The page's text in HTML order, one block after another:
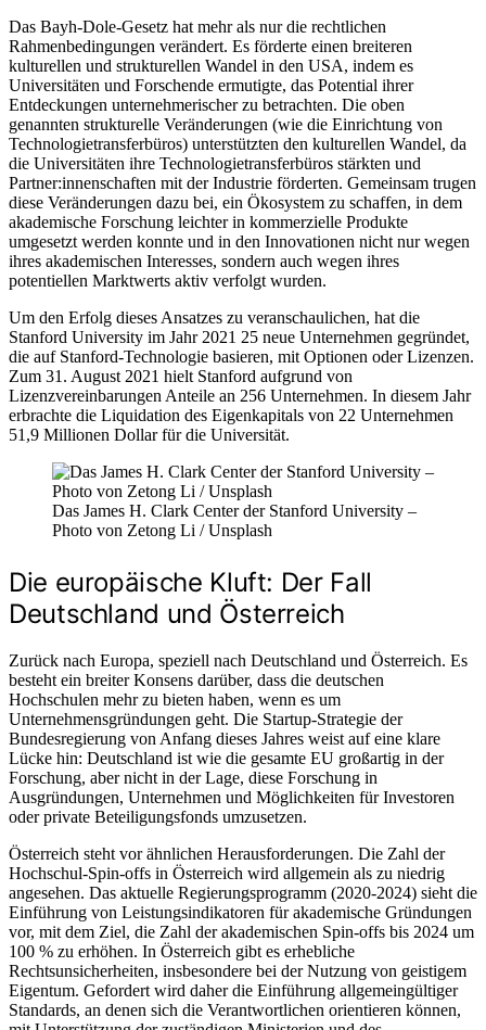
Das Bayh-Dole-Gesetz hat mehr als nur die rechtlichen
Rahmenbedingungen verändert. Es förderte einen breiteren
kulturellen und strukturellen Wandel in den USA, indem es
Universitäten und Forschende ermutigte, das Potential ihrer
Entdeckungen unternehmerischer zu betrachten. Die oben
genannten strukturelle Veränderungen (wie die Einrichtung von
Technologietransferbüros) unterstützten den kulturellen Wandel, da
die Universitäten ihre Technologietransferbüros stärkten und
Partner:innenschaften mit der Industrie förderten. Gemeinsam trugen
diese Veränderungen dazu bei, ein Ökosystem zu schaffen, in dem
akademische Forschung leichter in kommerzielle Produkte
umgesetzt werden konnte und in den Innovationen nicht nur wegen
ihres akademischen Interesses, sondern auch wegen ihres
potentiellen Marktwerts aktiv verfolgt wurden.
Um den Erfolg dieses Ansatzes zu veranschaulichen, hat die
Stanford University im Jahr 2021 25 neue Unternehmen gegründet,
die auf Stanford-Technologie basieren, mit Optionen oder Lizenzen.
Zum 31. August 2021 hielt Stanford aufgrund von
Lizenzvereinbarungen Anteile an 256 Unternehmen. In diesem Jahr
erbrachte die Liquidation des Eigenkapitals von 22 Unternehmen
51,9 Millionen Dollar für die Universität.
Das James H. Clark Center der Stanford University –
Photo von Zetong Li / Unsplash
Die europäische Kluft: Der Fall
Deutschland und Österreich
Zurück nach Europa, speziell nach Deutschland und Österreich. Es
besteht ein breiter Konsens darüber, dass die deutschen
Hochschulen mehr zu bieten haben, wenn es um
Unternehmensgründungen geht. Die Startup-Strategie der
Bundesregierung von Anfang dieses Jahres weist auf eine klare
Lücke hin: Deutschland ist wie die gesamte EU großartig in der
Forschung, aber nicht in der Lage, diese Forschung in
Ausgründungen, Unternehmen und Möglichkeiten für Investoren
oder private Beteiligungsfonds umzusetzen.
Österreich steht vor ähnlichen Herausforderungen. Die Zahl der
Hochschul-Spin-offs in Österreich wird allgemein als zu niedrig
angesehen. Das aktuelle Regierungsprogramm (2020-2024) sieht die
Einführung von Leistungsindikatoren für akademische Gründungen
vor, mit dem Ziel, die Zahl der akademischen Spin-offs bis 2024 um
100 % zu erhöhen. In Österreich gibt es erhebliche
Rechtsunsicherheiten, insbesondere bei der Nutzung von geistigem
Eigentum. Gefordert wird daher die Einführung allgemeingültiger
Standards, an denen sich die Verantwortlichen orientieren können,